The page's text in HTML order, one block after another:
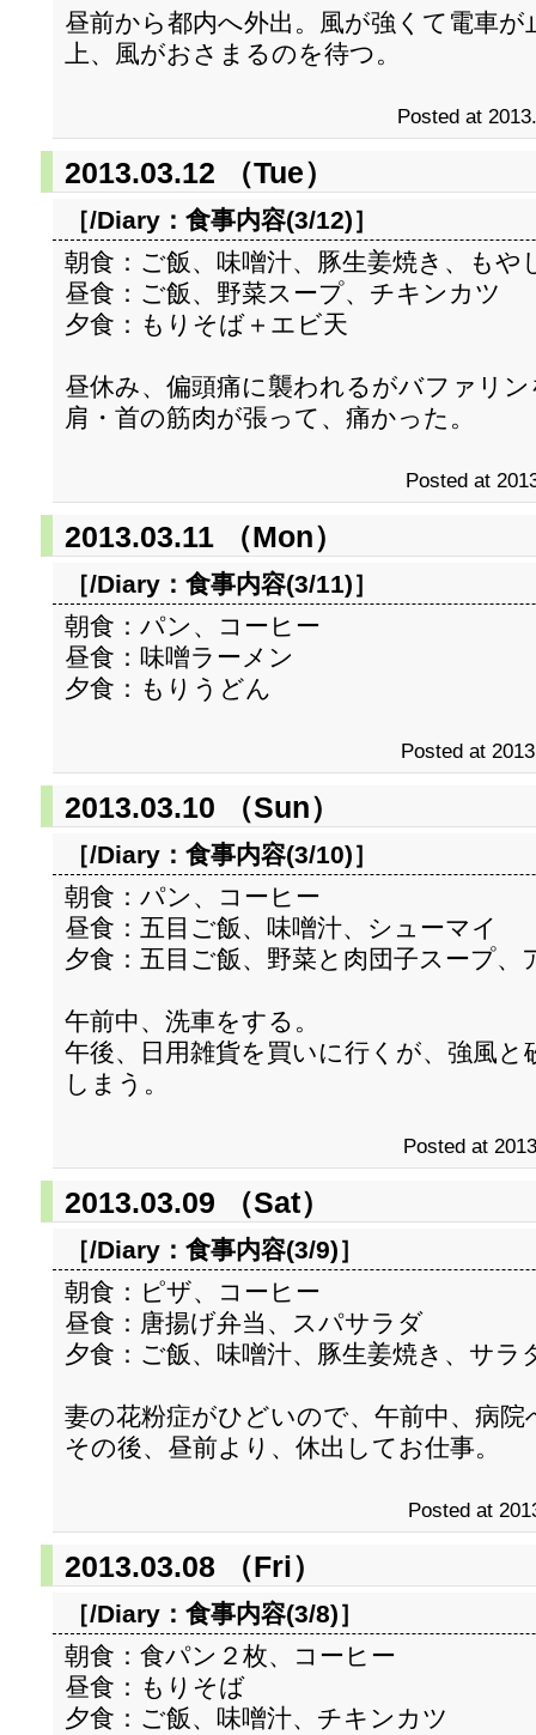
昼前から都内へ外出。風が強くて電車
上、風がおさまるのを待つ。
Posted at
2013.03.12 （Tue）
［/Diary： 食事内容(3/12)］
朝食：ご飯、味噌汁、豚生姜焼き、もや
昼食：ご飯、野菜スープ、チキンカツ
夕食：もりそば＋エビ天
昼休み、偏頭痛に襲われるがバファリ
肩・首の筋肉が張って、痛かった。
Posted at
2013.03.11 （Mon）
［/Diary： 食事内容(3/11)］
朝食：パン、コーヒー
昼食：味噌ラーメン
夕食：もりうどん
Posted at
2013.03.10 （Sun）
［/Diary： 食事内容(3/10)］
朝食：パン、コーヒー
昼食：五目ご飯、味噌汁、シューマイ
夕食：五目ご飯、野菜と肉団子スープ
午前中、洗車をする。
午後、日用雑貨を買いに行くが、強風
しまう。
Posted at
2013.03.09 （Sat）
［/Diary： 食事内容(3/9)］
朝食：ピザ、コーヒー
昼食：唐揚げ弁当、スパサラダ
夕食：ご飯、味噌汁、豚生姜焼き、サラ
妻の花粉症がひどいので、午前中、病
その後、昼前より、休出してお仕事。
Posted at
2013.03.08 （Fri）
［/Diary： 食事内容(3/8)］
朝食：食パン２枚、コーヒー
昼食：もりそば
夕食：ご飯、味噌汁、チキンカツ